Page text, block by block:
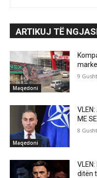
ARTIKUJ TË
Maqedoni
9
Maqedoni
VLEN:
ME
8
ditën